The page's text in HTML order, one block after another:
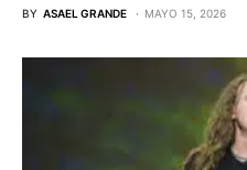
BY ASAEL GRANDE MAYO 15, 2026